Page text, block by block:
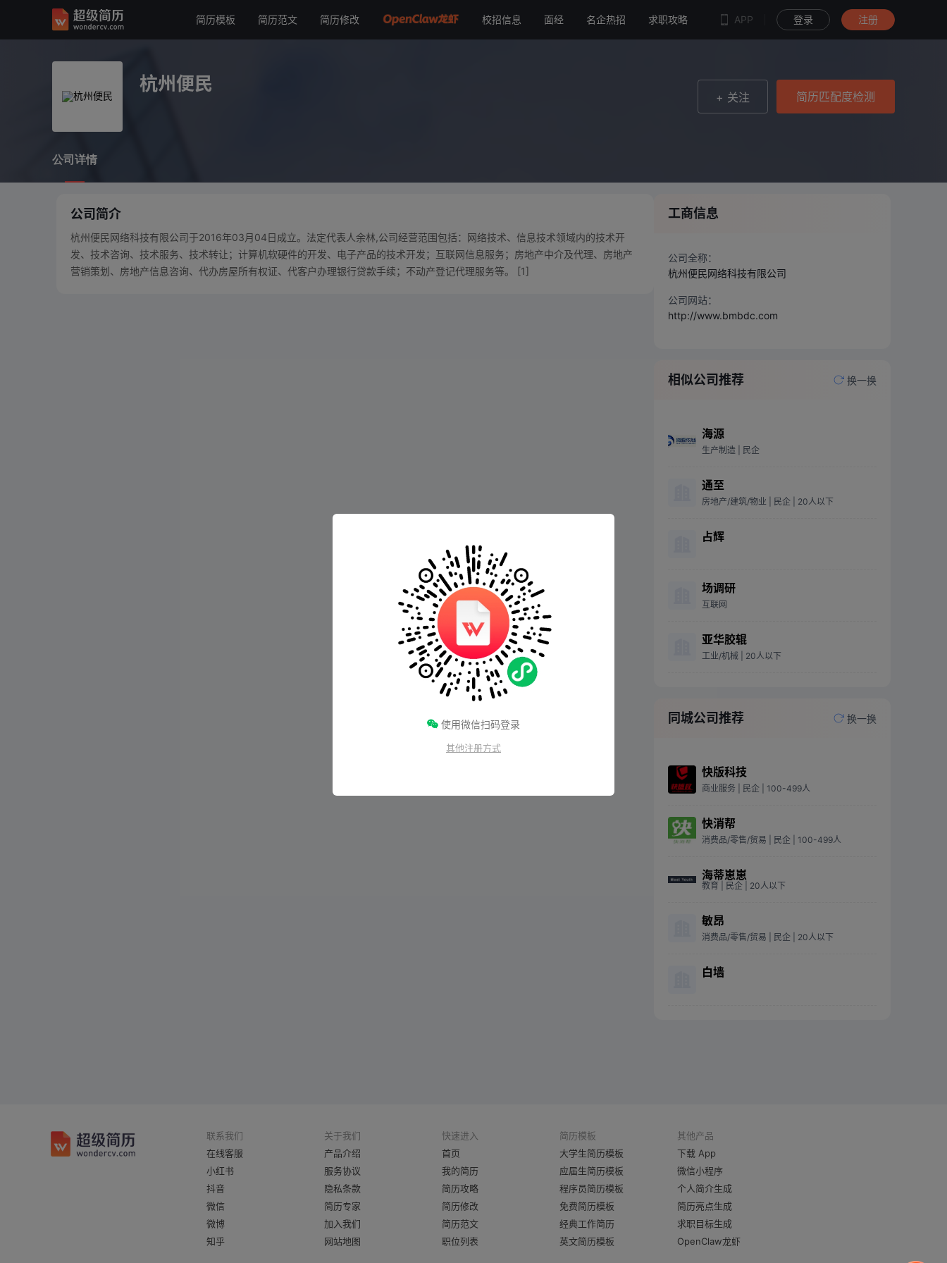
简历模板 简历范文 简历修改 校招信息 面经 名企热招 求职攻略 APP 登录 注册
杭州便民
杭州便民
+ 关注 简历匹配度检测
公司详情
公司简介
杭州便民网络科技有限公司于2016年03月04日成立。法定代表人余林,公司经营范围包括：网络技术、信息技术领域内的技术开
发、技术咨询、技术服务、技术转让；计算机软硬件的开发、电子产品的技术开发；互联网信息服务；房地产中介及代理、房地产
营销策划、房地产信息咨询、代办房屋所有权证、代客户办理银行贷款手续；不动产登记代理服务等。 [1]
工商信息
公司全称：
杭州便民网络科技有限公司
公司网站：
http://www.bmbdc.com
相似公司推荐 换一换
海源
生产制造 | 民企
通至
房地产/建筑/物业 | 民企 | 20人以下
占辉
场调研
互联网
亚华胶辊
工业/机械 | 20人以下
同城公司推荐 换一换
快版科技
商业服务 | 民企 | 100-499人
快消帮
消费品/零售/贸易 | 民企 | 100-499人
海蒂崽崽
教育 | 民企 | 20人以下
敏昂
消费品/零售/贸易 | 民企 | 20人以下
白墙
使用微信扫码登录
其他注册方式
联系我们
在线客服
小红书
抖音
微信
微博
知乎
关于我们
产品介绍
服务协议
隐私条款
简历专家
加入我们
网站地图
快速进入
首页
我的简历
简历攻略
简历修改
简历范文
职位列表
简历模板
大学生简历模板
应届生简历模板
程序员简历模板
免费简历模板
经典工作简历
英文简历模板
其他产品
下载 App
微信小程序
个人简介生成
简历亮点生成
求职目标生成
OpenClaw龙虾